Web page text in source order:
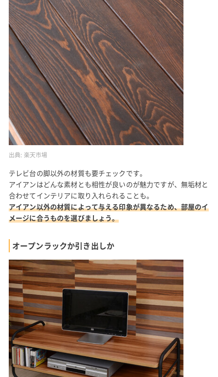
出典: 楽天市場
テレビ台の脚以外の材質も要チェックです。
アイアンはどんな素材とも相性が良いのが魅力ですが、無垢材と
合わせてインテリアに取り入れられることも。
アイアン以外の材質によって与える印象が異なるため、部屋のイ
メージに合うものを選びましょう。
オープンラックか引き出しか